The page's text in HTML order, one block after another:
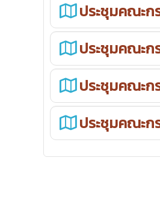
ประชุมคณะก
ประชุมคณะก
ประชุมคณะก
ประชุมคณะก